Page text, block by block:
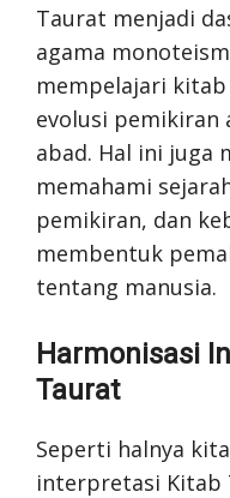
Taurat menjadi
agama
mempelajari
evolusi pemikiran
abad. Hal ini juga
memahami
pemikiran, dan
membentuk
tentang manusia.
Harmonisasi
Taurat
Seperti halnya
interpretasi Kitab